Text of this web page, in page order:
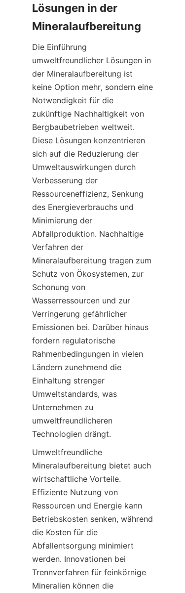
Lösungen in der
Die Einführung
umweltfreundlicher Lösungen in
der Mineralaufbereitung ist
keine Option mehr, sondern eine
Notwendigkeit für die
zukünftige Nachhaltigkeit von
Bergbaubetrieben weltweit.
Diese Lösungen konzentrieren
sich auf die Reduzierung der
Umweltauswirkungen durch
Verbesserung der
Ressourceneffizienz, Senkung
des Energieverbrauchs und
Minimierung der
Abfallproduktion. Nachhaltige
Verfahren der
Mineralaufbereitung tragen zum
Schutz von Ökosystemen, zur
Schonung von
Wasserressourcen und zur
Verringerung gefährlicher
Emissionen bei. Darüber hinaus
fordern regulatorische
Rahmenbedingungen in vielen
Ländern zunehmend die
Einhaltung strenger
Umweltstandards, was
Unternehmen zu
umweltfreundlicheren
Technologien drängt.
Umweltfreundliche
Mineralaufbereitung bietet auch
wirtschaftliche Vorteile.
Effiziente Nutzung von
Ressourcen und Energie kann
Betriebskosten senken, während
die Kosten für die
Abfallentsorgung minimiert
werden. Innovationen bei
Trennverfahren für feinkörnige
Mineralien können die